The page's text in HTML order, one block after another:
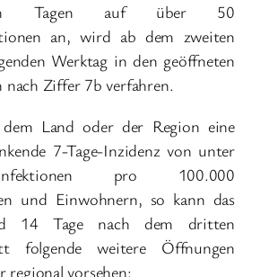
Tagen auf über 50
an, wird ab dem zweiten
Werktag in den geöffneten
nach Ziffer 7b verfahren.
Land oder der Region eine
7-Tage-Inzidenz von unter
pro 100.000
und Einwohnern, so kann das
14 Tage nach dem dritten
folgende weitere Öffnungen
regional vorsehen: